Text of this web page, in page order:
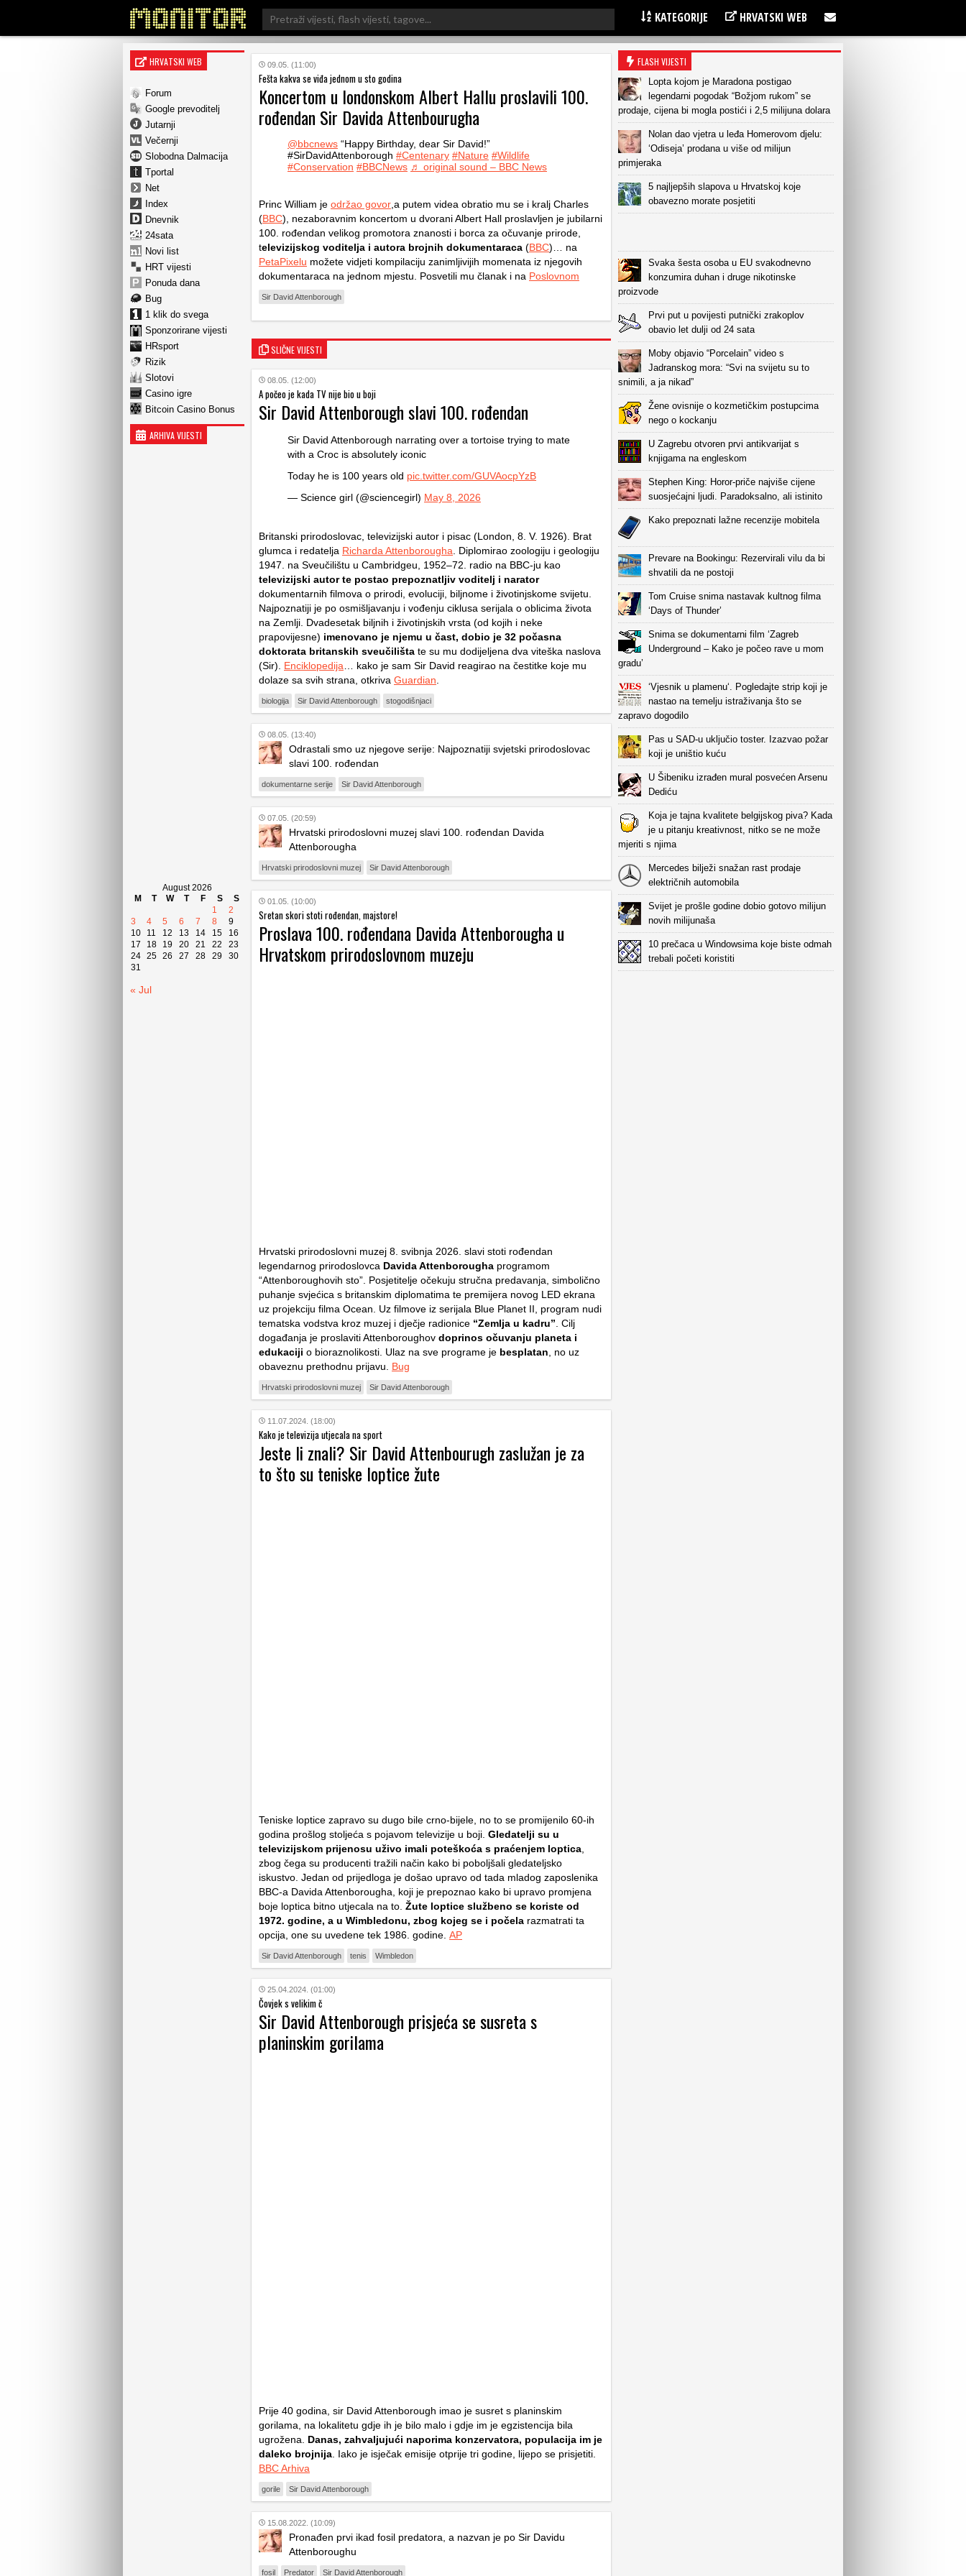
Search
for:
KATEGORIJE HRVATSKI WEB
HRVATSKI WEB
Forum
Google prevoditelj
Jutarnji
Večernji
Slobodna Dalmacija
Tportal
Net
Index
Dnevnik
24sata
Novi list
HRT vijesti
Ponuda dana
Bug
1 klik do svega
Sponzorirane vijesti
HRsport
Rizik
Slotovi
Casino igre
Bitcoin Casino Bonus
ARHIVA VIJESTI
August 2026
M
T W T F S
S
1
2
3
4 5 6 7 8
9
10
11 12 13 14 15
16
17
18 19 20 21 22
23
24 25 26 27 28 29
30
31
« Jul
09.05. (11:00)
Fešta kakva se viđa jednom u sto godina
Koncertom u londonskom Albert Hallu proslavili 100.
rođendan Sir Davida Attenbourugha
@bbcnews “Happy Birthday, dear Sir David!”
#SirDavidAttenborough #Centenary #Nature #Wildlife
#Conservation #BBCNews ♬ original sound – BBC News
Princ William je održao govor ,a putem videa obratio mu se i kralj Charles
(BBC), nezaboravnim koncertom u dvorani Albert Hall proslavljen je jubilarni
100. rođendan velikog promotora znanosti i borca za očuvanje prirode,
televizijskog voditelja i autora brojnih dokumentaraca (BBC)… na
PetaPixelu možete vidjeti kompilaciju zanimljivijih momenata iz njegovih
dokumentaraca na jednom mjestu. Posvetili mu članak i na Poslovnom
Sir David Attenborough
SLIČNE VIJESTI
08.05. (12:00)
A počeo je kada TV nije bio u boji
Sir David Attenborough slavi 100. rođendan
Sir David Attenborough narrating over a tortoise trying to mate
with a Croc is absolutely iconic
Today he is 100 years old pic.twitter.com/GUVAocpYzB
— Science girl (@sciencegirl) May 8, 2026
Britanski prirodoslovac, televizijski autor i pisac (London, 8. V. 1926). Brat
glumca i redatelja Richarda Attenborougha . Diplomirao zoologiju i geologiju
1947. na Sveučilištu u Cambridgeu, 1952–72. radio na BBC-ju kao
televizijski autor te postao prepoznatljiv voditelj i narator
dokumentarnih filmova o prirodi, evoluciji, biljnome i životinjskome svijetu.
Najpoznatiji je po osmišljavanju i vođenju ciklusa serijala o oblicima života
na Zemlji. Dvadesetak biljnih i životinjskih vrsta (od kojih i neke
prapovijesne) imenovano je njemu u čast, dobio je 32 počasna
doktorata britanskih sveučilišta te su mu dodijeljena dva viteška naslova
(Sir). Enciklopedija … kako je sam Sir David reagirao na čestitke koje mu
dolaze sa svih strana, otkriva Guardian
biologija Sir David Attenborough stogodišnjaci
08.05. (13:40)
Odrastali smo uz njegove serije: Najpoznatiji svjetski prirodoslovac
slavi 100. rođendan
dokumentarne serije Sir David Attenborough
07.05. (20:59)
Hrvatski prirodoslovni muzej slavi 100. rođendan Davida
Attenborougha
Hrvatski prirodoslovni muzej Sir David Attenborough
01.05. (10:00)
Sretan skori stoti rođendan, majstore!
Proslava 100. rođendana Davida Attenborougha u
Hrvatskom prirodoslovnom muzeju
Hrvatski prirodoslovni muzej 8. svibnja 2026. slavi stoti rođendan
legendarnog prirodoslovca Davida Attenborougha programom
“Attenboroughovih sto”. Posjetitelje očekuju stručna predavanja, simbolično
puhanje svjećica s britanskim diplomatima te premijera novog LED ekrana
uz projekciju filma Ocean . Uz filmove iz serijala Blue Planet II , program nudi
tematska vodstva kroz muzej i dječje radionice “Zemlja u kadru” . Cilj
događanja je proslaviti Attenboroughov doprinos očuvanju planeta i
edukaciji o bioraznolikosti. Ulaz na sve programe je besplatan , no uz
obaveznu prethodnu prijavu. Bug
Hrvatski prirodoslovni muzej Sir David Attenborough
11.07.2024. (18:00)
Kako je televizija utjecala na sport
Jeste li znali? Sir David Attenbourugh zaslužan je za
to što su teniske loptice žute
Teniske loptice zapravo su dugo bile crno-bijele, no to se promijenilo 60-ih
godina prošlog stoljeća s pojavom televizije u boji. Gledatelji su u
televizijskom prijenosu uživo imali poteškoća s praćenjem loptica
zbog čega su producenti tražili način kako bi poboljšali gledateljsko
iskustvo. Jedan od prijedloga je došao upravo od tada mladog zaposlenika
BBC-a Davida Attenborougha, koji je prepoznao kako bi upravo promjena
boje loptica bitno utjecala na to. Žute loptice službeno se koriste od
1972. godine, a u Wimbledonu, zbog kojeg se i počela razmatrati ta
opcija, one su uvedene tek 1986. godine. AP
Sir David Attenborough tenis Wimbledon
25.04.2024. (01:00)
Čovjek s velikim č
Sir David Attenborough prisjeća se susreta s
planinskim gorilama
Prije 40 godina, sir David Attenborough imao je susret s planinskim
gorilama, na lokalitetu gdje ih je bilo malo i gdje im je egzistencija bila
ugrožena. Danas, zahvaljujući naporima konzervatora, populacija im je
daleko brojnija . Iako je isječak emisije otprije tri godine, lijepo se prisjetiti.
BBC Arhiva
gorile Sir David Attenborough
15.08.2022. (10:09)
Pronađen prvi ikad fosil predatora, a nazvan je po Sir Davidu
Attenboroughu
fosil Predator Sir David Attenborough
FLASH VIJESTI
Lopta kojom je Maradona postigao
legendarni pogodak “Božjom rukom” se
prodaje, cijena bi mogla postići i 2,5 milijuna dolara
Nolan dao vjetra u leđa Homerovom djelu:
‘Odiseja’ prodana u više od milijun
primjeraka
5 najljepših slapova u Hrvatskoj koje
obavezno morate posjetiti
Svaka šesta osoba u EU svakodnevno
konzumira duhan i druge nikotinske
proizvode
Prvi put u povijesti putnički zrakoplov
obavio let dulji od 24 sata
Moby objavio “Porcelain” video s
Jadranskog mora: “Svi na svijetu su to
snimili, a ja nikad”
Žene ovisnije o kozmetičkim postupcima
nego o kockanju
U Zagrebu otvoren prvi antikvarijat s
knjigama na engleskom
Stephen King: Horor-priče najviše cijene
suosjećajni ljudi. Paradoksalno, ali istinito
Kako prepoznati lažne recenzije mobitela
Prevare na Bookingu: Rezervirali vilu da bi
shvatili da ne postoji
Tom Cruise snima nastavak kultnog filma
‘Days of Thunder’
Snima se dokumentarni film ‘Zagreb
Underground – Kako je počeo rave u mom
gradu’
‘Vjesnik u plamenu‘. Pogledajte strip koji je
nastao na temelju istraživanja što se
zapravo dogodilo
Pas u SAD-u uključio toster. Izazvao požar
koji je uništio kuću
U Šibeniku izrađen mural posvećen Arsenu
Dediću
Koja je tajna kvalitete belgijskog piva? Kada
je u pitanju kreativnost, nitko se ne može
mjeriti s njima
Mercedes bilježi snažan rast prodaje
električnih automobila
Svijet je prošle godine dobio gotovo milijun
novih milijunaša
10 prečaca u Windowsima koje biste odmah
trebali početi koristiti